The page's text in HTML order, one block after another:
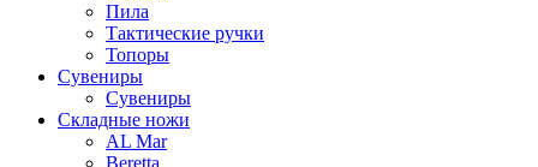
Пила
Тактические ручки
Топоры
Сувениры
Сувениры
Складные ножи
AL Mar
Beretta